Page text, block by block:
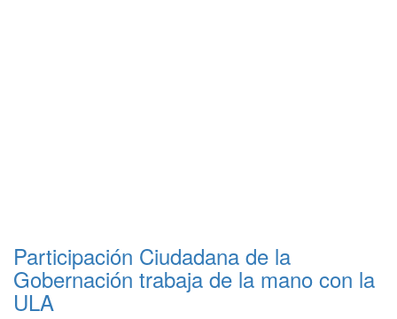
Participación Ciudadana de la
Gobernación trabaja de la mano con la
ULA